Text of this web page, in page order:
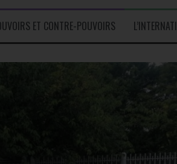
médico-social
ET CONTRE-POUVOIRS